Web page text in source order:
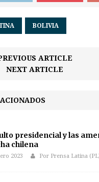
BOLIVIA
ARTICLE
NEXT ARTICLE
presidencial y las
chilena
2023 Por Prensa Latina